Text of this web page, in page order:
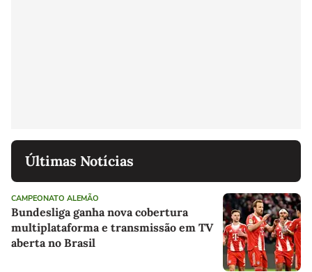
Últimas Notícias
CAMPEONATO ALEMÃO
Bundesliga ganha nova cobertura
multiplataforma e transmissão em TV
aberta no Brasil